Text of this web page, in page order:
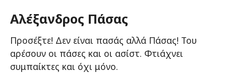
Αλέξανδρος Πάσας
Προσέξτε! Δεν είναι πασάς αλλά Πάσας! Του
αρέσουν οι πάσες και οι ασίστ. Φτιάχνει
συμπαίκτες και όχι μόνο.